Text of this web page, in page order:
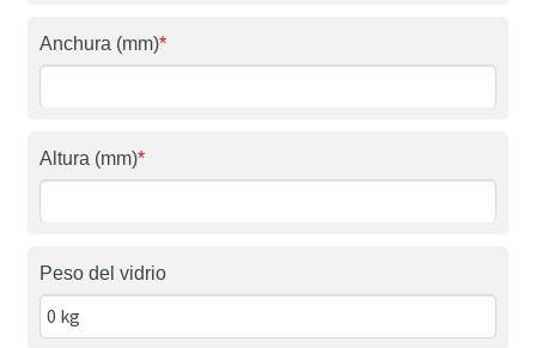
Anchura (mm)*
Altura (mm)*
Peso del vidrio